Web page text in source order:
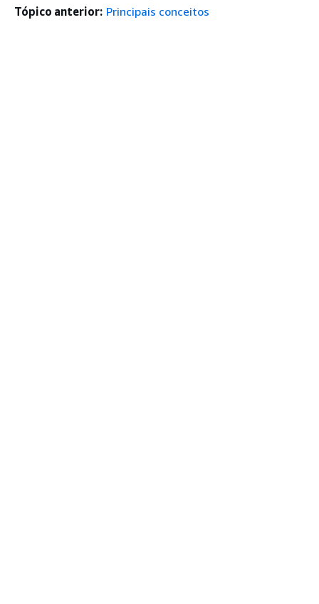
Tópico anterior: Principais conceitos